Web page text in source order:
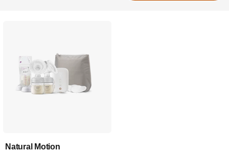
Natural Motion